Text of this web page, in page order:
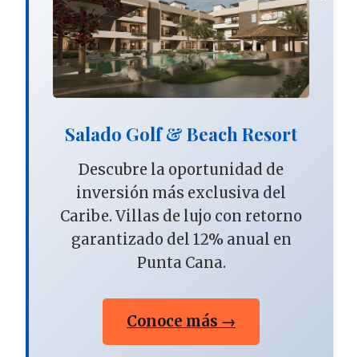
Salado Golf & Beach Resort
Descubre la oportunidad de
inversión más exclusiva del
Caribe. Villas de lujo con retorno
garantizado del 12% anual en
Punta Cana.
Conoce más →